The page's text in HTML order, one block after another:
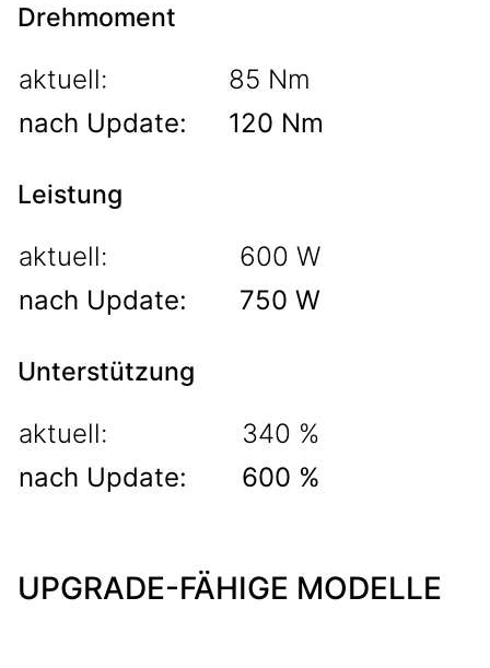
Drehmoment
aktuell:
85 Nm
nach Update:
120 Nm
Leistung
aktuell:
600 W
nach Update:
750 W
Unterstützung
aktuell:
340 %
nach Update:
600 %
UPGRADE-FÄHIGE MODELLE